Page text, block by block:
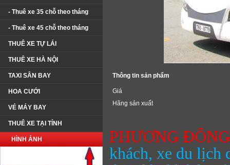
- Thuê xe 35 chỗ theo tháng
- Thuê xe 45 chỗ theo tháng
THUÊ XE TỰ LÁI
THUÊ XE HÀ NỘI
TAXI SÂN BAY
HOA CƯỚI
VÉ MÁY BAY
THUÊ XE TẠI TỈNH
HÌNH ẢNH
Thông tin sản phẩm
Giá
Hãng sản xuất
PHƯƠNG
khách, xe du lịch